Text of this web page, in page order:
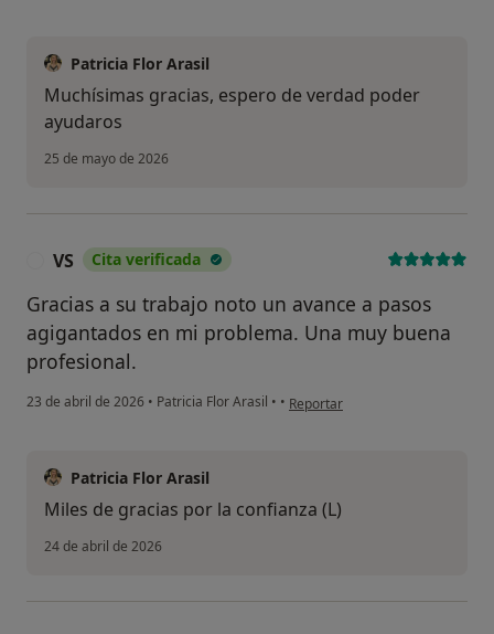
Patricia Flor Arasil
Muchísimas gracias, espero de verdad poder
ayudaros
25 de mayo de 2026
VS Cita verificada
Gracias a su trabajo noto un avance a pasos
agigantados en mi problema. Una muy buena
profesional.
23 de abril de 2026 • Patricia Flor Arasil • • en opinión del usuario VS
Reportar
Patricia Flor Arasil
Miles de gracias por la confianza (L)
24 de abril de 2026